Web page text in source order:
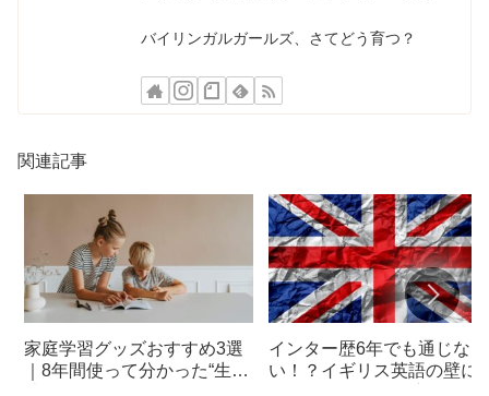
バイリンガルガールズ、さてどう育つ？
関連記事
家庭学習グッズおすすめ3選
｜8年間使って分かった“生き
インター歴6年でも通じな
い！？イギリス英語の壁に